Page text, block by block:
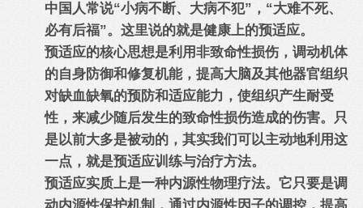
中国人常说“小病不断、大病不犯”，“大难不死、
必有后福”。这里说的就是健康上的预适应。
预适应的核心思想是利用非致命性损伤，调动机体
的自身防御和修复机能，提高大脑及其他器官组织
对缺血缺氧的预防和适应能力，使组织产生耐受
性，来减少随后发生的致命性损伤造成的伤害。只
是以前大多是被动的，其实我们可以主动地利用这
一点，就是预适应训练与治疗方法。
预适应实质上是一种内源性物理疗法。它只要是调